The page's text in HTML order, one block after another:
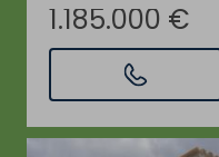
1.185.000 €